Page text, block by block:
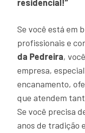
residencial!”
Se você está em
profissionais e
da Pedreira,
empresa,
encanamento,
que atendem
Se você precisa
anos de tradição